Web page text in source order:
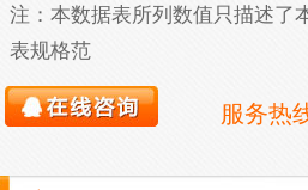
注：本数据表所列数值只描述了
表规格范
服务热